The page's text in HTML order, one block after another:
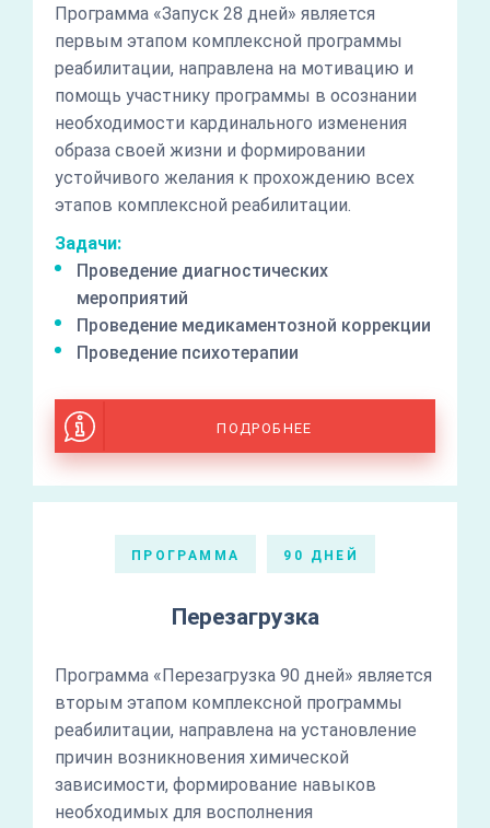
Программа «Запуск 28 дней» является
первым этапом комплексной программы
реабилитации, направлена на мотивацию и
помощь участнику программы в осознании
необходимости кардинального изменения
образа своей жизни и формировании
устойчивого желания к прохождению всех
этапов комплексной реабилитации.
Задачи:
Проведение диагностических
мероприятий
Проведение медикаментозной коррекции
Проведение психотерапии
ПОДРОБНЕЕ
ПРОГРАММА 90 ДНЕЙ
Перезагрузка
Программа «Перезагрузка 90 дней» является
вторым этапом комплексной программы
реабилитации, направлена на установление
причин возникновения химической
зависимости, формирование навыков
необходимых для восполнения